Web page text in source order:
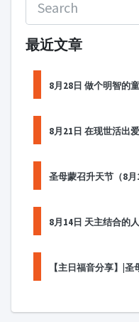
最近文章
8月28日 做个明智的
8月21日 在现世活出
圣母蒙召升天节（8月
8月14日 天主结合的
【主日福音分享】|圣